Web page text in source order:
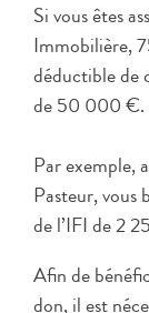
Si vous êtes
Immobilière,
déductible de
de 50 000 €.
Par exemple,
Pasteur, vous
de l’IFI de 2
Afin de
don, il est